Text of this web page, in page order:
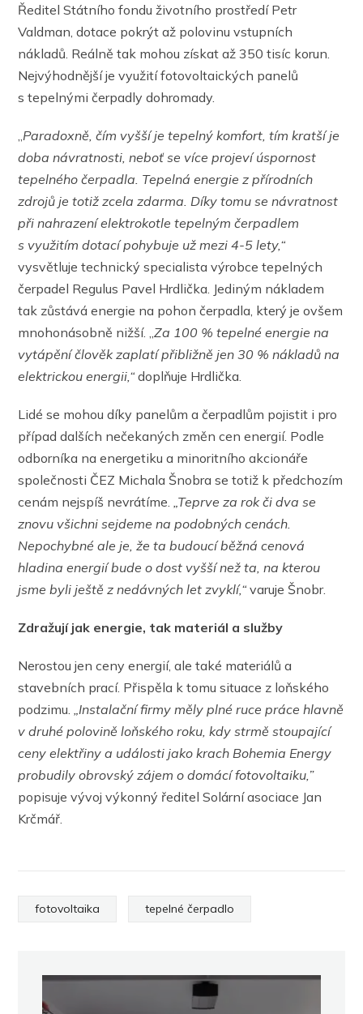
Ředitel Státního fondu životního prostředí Petr
Valdman, dotace pokrýt až polovinu vstupních
nákladů. Reálně tak mohou získat až 350 tisíc korun.
Nejvýhodnější je využití fotovoltaických panelů
s tepelnými čerpadly dohromady.
Paradoxně, čím vyšší je tepelný komfort, tím kratší je
doba návratnosti, neboť se více projeví úspornost
tepelného čerpadla. Tepelná energie z přírodních
zdrojů je totiž zcela zdarma. Díky tomu se návratnost
při nahrazení elektrokotle tepelným čerpadlem
s využitím dotací pohybuje už mezi 4-5 lety,“
vysvětluje technický specialista výrobce tepelných
čerpadel Regulus Pavel Hrdlička. Jediným nákladem
tak zůstává energie na pohon čerpadla, který je ovšem
mnohonásobně nižší. „Za 100 % tepelné energie na
vytápění člověk zaplatí přibližně jen 30 % nákladů na
elektrickou energii,“doplňuje Hrdlička.
Lidé se mohou díky panelům a čerpadlům pojistit i pro
případ dalších nečekaných změn cen energií. Podle
odborníka na energetiku a minoritního akcionáře
společnosti ČEZ Michala Šnobra se totiž k předchozím
cenám nejspíš nevrátíme.
„Teprve za rok či dva se
znovu všichni sejdeme na podobných cenách.
Nepochybné ale je, že ta budoucí běžná cenová
hladina energií bude o dost vyšší než ta, na kterou
jsme byli ještě z nedávných let zvyklí,“ varuje Šnobr.
Zdražují jak energie, tak materiál a služby
Nerostou jen ceny energií, ale také materiálů a
stavebních prací. Přispěla k tomu situace z loňského
podzimu.
„Instalační firmy měly plné ruce práce hlavně
v druhé polovině loňského roku, kdy strmě stoupající
ceny elektřiny a události jako krach Bohemia Energy
probudily obrovský zájem o domácí fotovoltaiku,”
popisuje vývoj výkonný ředitel Solární asociace Jan
Krčmář.
fotovoltaika tepelné čerpadlo